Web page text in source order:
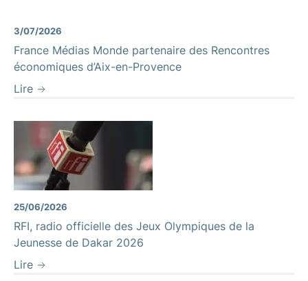
3/07/2026
France Médias Monde partenaire des Rencontres
économiques d’Aix-en-Provence
Lire
25/06/2026
RFI, radio officielle des Jeux Olympiques de la
Jeunesse de Dakar 2026
Lire